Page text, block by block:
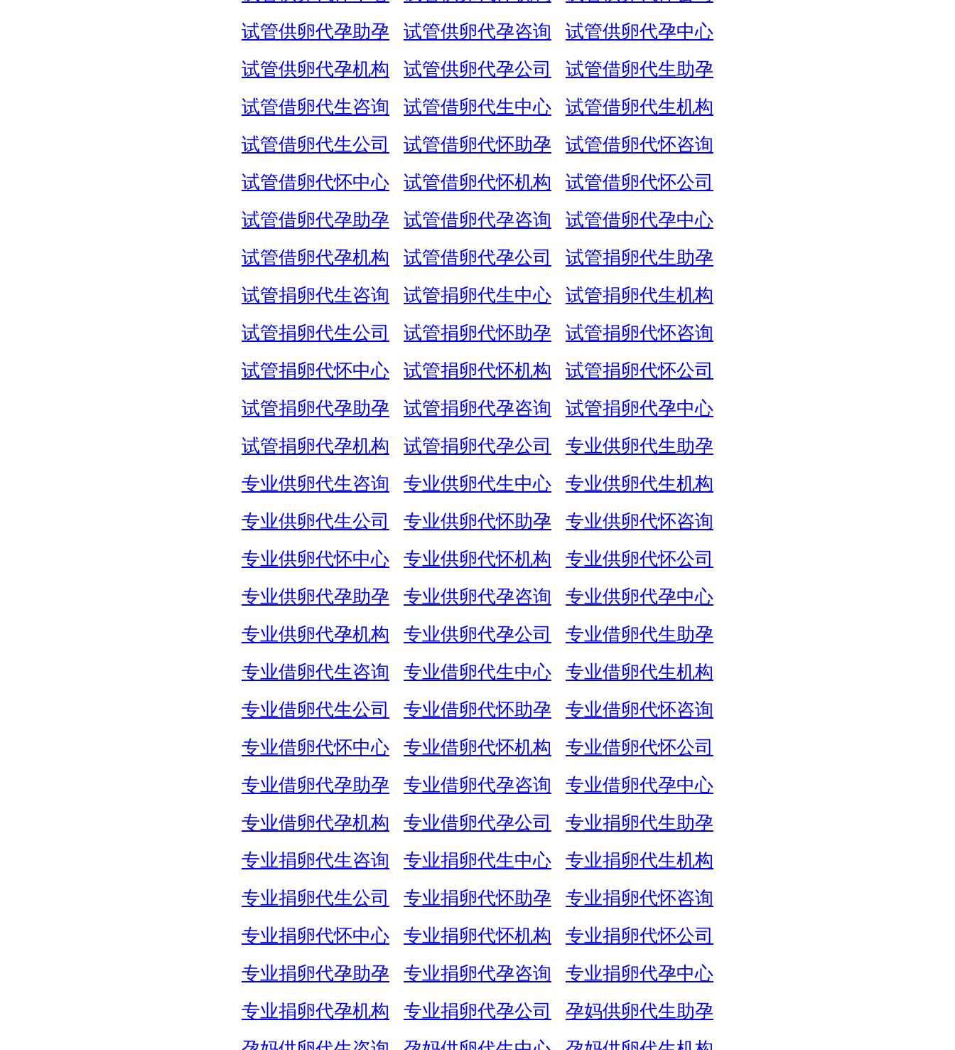
试管供卵代孕助孕
试管供卵代孕咨询
试管供卵代孕中心
试管供卵代孕机构
试管供卵代孕公司
试管借卵代生助孕
试管借卵代生咨询
试管借卵代生中心
试管借卵代生机构
试管借卵代生公司
试管借卵代怀助孕
试管借卵代怀咨询
试管借卵代怀中心
试管借卵代怀机构
试管借卵代怀公司
试管借卵代孕助孕
试管借卵代孕咨询
试管借卵代孕中心
试管借卵代孕机构
试管借卵代孕公司
试管捐卵代生助孕
试管捐卵代生咨询
试管捐卵代生中心
试管捐卵代生机构
试管捐卵代生公司
试管捐卵代怀助孕
试管捐卵代怀咨询
试管捐卵代怀中心
试管捐卵代怀机构
试管捐卵代怀公司
试管捐卵代孕助孕
试管捐卵代孕咨询
试管捐卵代孕中心
试管捐卵代孕机构
试管捐卵代孕公司
专业供卵代生助孕
专业供卵代生咨询
专业供卵代生中心
专业供卵代生机构
专业供卵代生公司
专业供卵代怀助孕
专业供卵代怀咨询
专业供卵代怀中心
专业供卵代怀机构
专业供卵代怀公司
专业供卵代孕助孕
专业供卵代孕咨询
专业供卵代孕中心
专业供卵代孕机构
专业供卵代孕公司
专业借卵代生助孕
专业借卵代生咨询
专业借卵代生中心
专业借卵代生机构
专业借卵代生公司
专业借卵代怀助孕
专业借卵代怀咨询
专业借卵代怀中心
专业借卵代怀机构
专业借卵代怀公司
专业借卵代孕助孕
专业借卵代孕咨询
专业借卵代孕中心
专业借卵代孕机构
专业借卵代孕公司
专业捐卵代生助孕
专业捐卵代生咨询
专业捐卵代生中心
专业捐卵代生机构
专业捐卵代生公司
专业捐卵代怀助孕
专业捐卵代怀咨询
专业捐卵代怀中心
专业捐卵代怀机构
专业捐卵代怀公司
专业捐卵代孕助孕
专业捐卵代孕咨询
专业捐卵代孕中心
专业捐卵代孕机构
专业捐卵代孕公司
孕妈供卵代生助孕